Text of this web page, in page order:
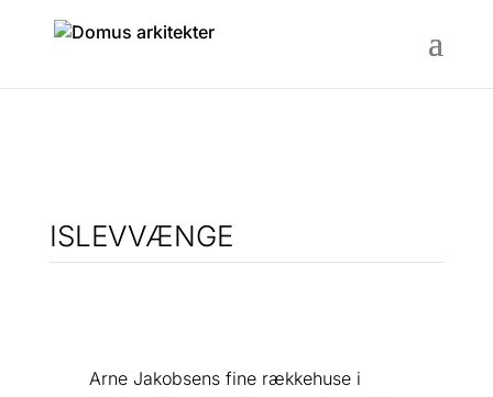
ISLEVVÆNGE
Arne Jakobsens fine rækkehuse i